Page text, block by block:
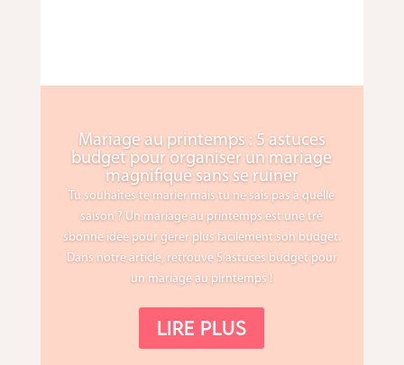
Mariage au printemps : 5 astuces
budget pour organiser un mariage
magnifique sans se ruiner
Tu souhaites te marier mais tu ne sais pas à quelle
saison ? Un mariage au printemps est une trè
sbonne idée pour gérer plus facilement son budget.
Dans notre article, retrouve 5 astuces budget pour
un mariage au pirntemps !
Lire plus